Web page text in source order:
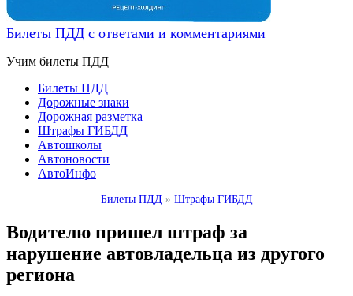
Билеты ПДД с ответами и комментариями
Учим билеты ПДД
Билеты ПДД
Дорожные знаки
Дорожная разметка
Штрафы ГИБДД
Автошколы
Автоновости
АвтоИнфо
Билеты ПДД » Штрафы ГИБДД
Водителю пришел штраф за
нарушение автовладельца из другого
региона